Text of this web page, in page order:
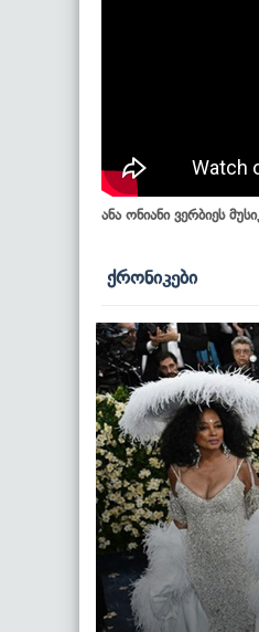
ანა ონიანი ვერბიეს
ქრონიკები